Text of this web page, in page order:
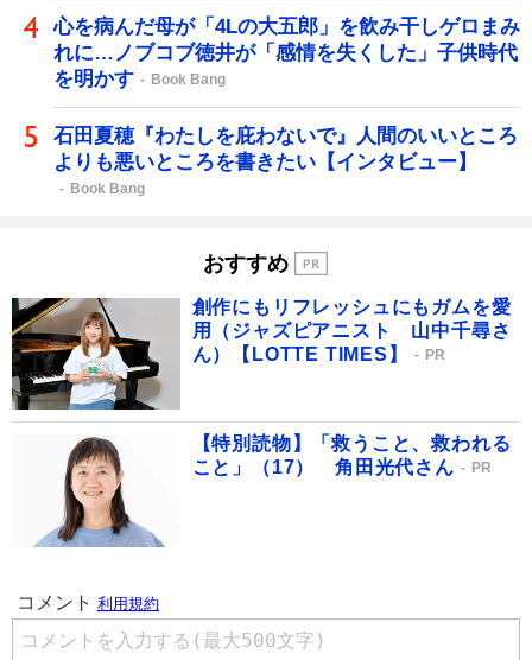
心を病んだ母が「4Lの大五郎」を飲み干しゲロまみ
れに…ノブコブ徳井が「感情を失くした」子供時代
を明かす
Book Bang
石田夏穂『わたしを庇わないで』人間のいいところ
よりも悪いところを書きたい【インタビュー】
Book Bang
おすすめ
創作にもリフレッシュにもガムを愛
用（ジャズピアニスト 山中千尋さ
ん）【LOTTE TIMES】
PR
【特別読物】「救うこと、救われる
こと」（17） 角田光代さん
PR